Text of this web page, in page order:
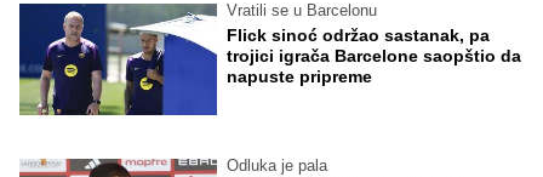
Vratili se u Barcelonu
Flick sinoć održao sastanak, pa
trojici igrača Barcelone saopštio da
napuste pripreme
Odluka je pala